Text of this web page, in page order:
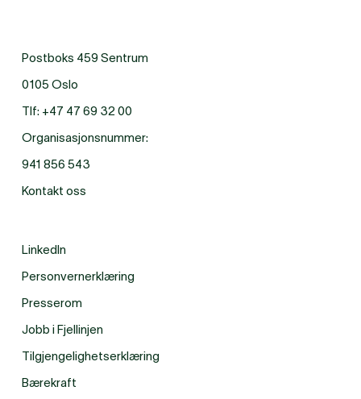
Postboks 459 Sentrum
0105 Oslo
Tlf: +47 47 69 32 00
Organisasjonsnummer:
941 856 543
Kontakt oss
LinkedIn
Personvernerklæring
Presserom
Jobb i Fjellinjen
Tilgjengelighetserklæring
Bærekraft